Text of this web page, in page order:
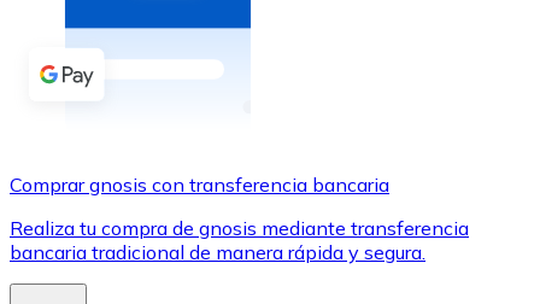
Comprar con efectivo
Transferencia SEPA
Utiliza tarjetas Visa y Mastercard para comprar
Comprar con tarjeta
Comprar gnosis con transferencia bancaria
Realiza tu compra de gnosis mediante transferencia
bancaria tradicional de manera rápida y segura.